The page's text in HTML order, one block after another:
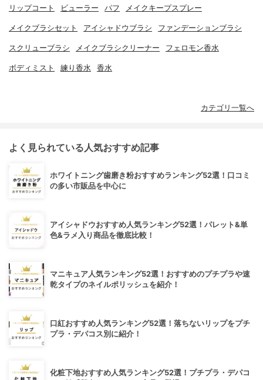
リップコート ビューラー パフ メイクキープスプレー
メイクブラシセット アイシャドウブラシ ファンデーションブラシ
スクリューブラシ メイクブラシクリーナー フェロモン香水
ボディミスト 練り香水 香水
カテゴリ一覧へ
よく見られている人気おすすめ記事
ホワイトニング歯磨き粉おすすめランキング52選！口コミ
の多い市販品を中心に
アイシャドウおすすめ人気ランキング52選！パレット&単
色&ラメ入り商品を徹底比較！
マニキュア人気ランキング52選！おすすめのプチプラや速
乾タイプのネイルポリッシュを紹介！
口紅おすすめ人気ランキング52選！落ちないリップをプチ
プラ・デパコス別に紹介！
化粧下地おすすめ人気ランキング52選！プチプラ・デパコ